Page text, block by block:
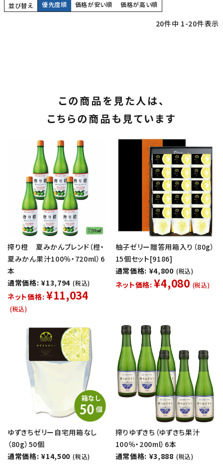
並び替え 優先度順 価格が安い順 価格が高い順
20件中 1-20件表示
この商品を見た人は、
こちらの商品も見ています
搾り橙 夏みかんブレンド（橙・
夏みかん果汁100％・720ml）6
本
通常価格: ¥13,794 (税込)
ネット価格: ¥11,034
(税込)
柚子ゼリー贈答用箱入り（80g）
15個セット[9186]
通常価格: ¥4,800 (税込)
ネット価格: ¥4,080 (税込)
ゆずきちゼリー自宅用箱なし
（80g）50個
通常価格: ¥14,500 (税込)
搾りゆずきち（ゆずきち果汁
100％・200ml）6本
通常価格: ¥3,888 (税込)